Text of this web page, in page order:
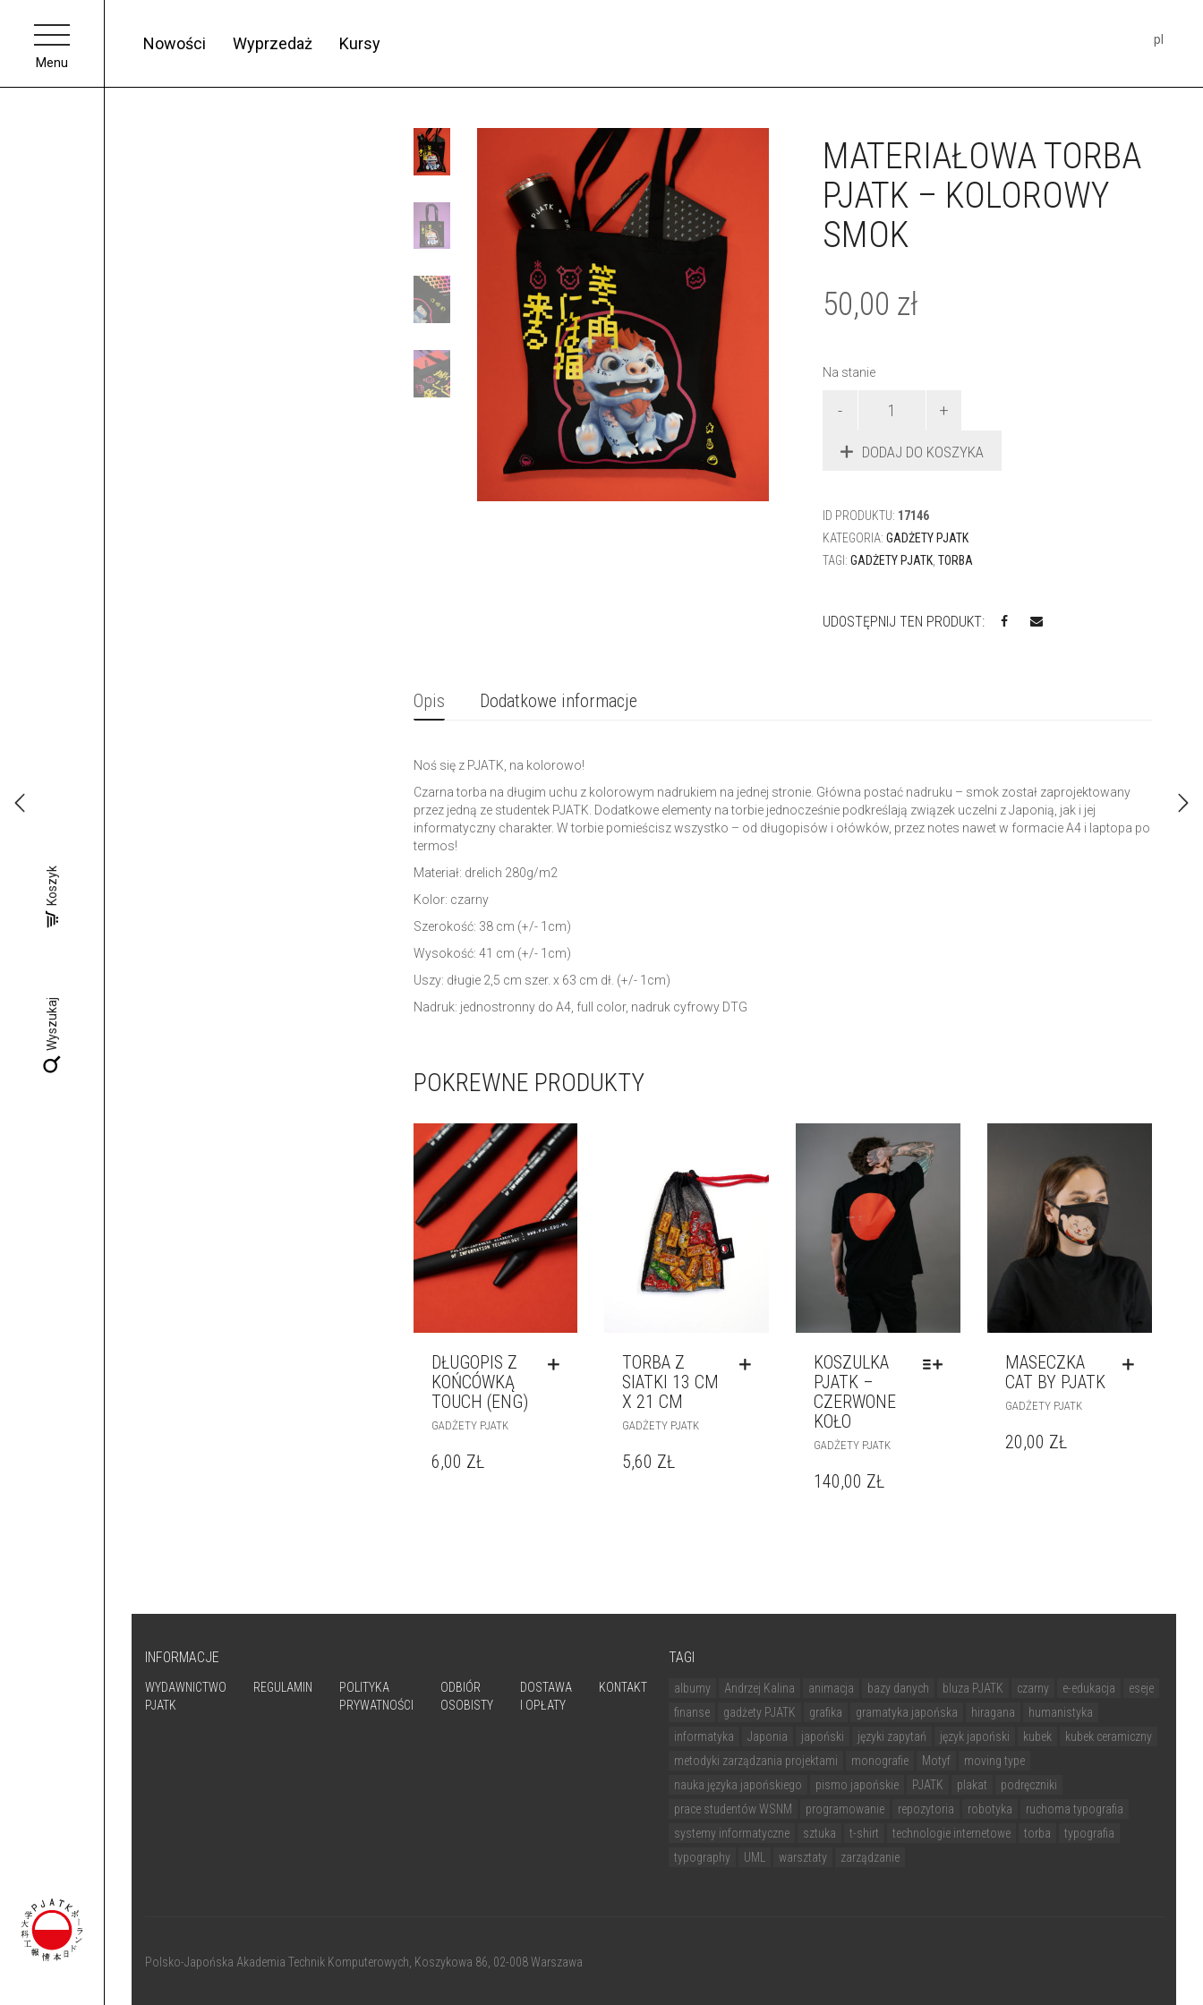
Nowości Wyprzedaż Kursy pl
Koszyk
Wyszukaj
Menu
MATERIAŁOWA TORBA
PJATK – KOLOROWY
SMOK
50,00 zł
Na stanie
MATERIAŁOWA
PJATK
DODAJ DO KOSZYKA
ID PRODUKTU: 17146
KATEGORIA:GADŻETY PJATK
TAGI:GADŻETY PJATK ,TORBA
UDOSTĘPNIJ TEN PRODUKT:
Opis Dodatkowe informacje
Noś się z PJATK, na kolorowo!
Czarna torba na długim uchu z kolorowym nadrukiem na jednej stronie. Główna postać nadruku – smok został zaprojektowany
przez jedną ze studentek PJATK. Dodatkowe elementy na torbie jednocześnie podkreślają związek uczelni z Japonią, jak i jej
informatyczny charakter. W torbie pomieścisz wszystko – od długopisów i ołówków, przez notes nawet w formacie A4 i laptopa po
termos!
Materiał: drelich 280g/m2
Kolor: czarny
Szerokość: 38 cm (+/- 1cm)
Wysokość: 41 cm (+/- 1cm)
Uszy: długie 2,5 cm szer. x 63 cm dł. (+/- 1cm)
Nadruk: jednostronny do A4, full color, nadruk cyfrowy DTG
POKREWNE PRODUKTY
DŁUGOPIS Z
KOŃCÓWKĄ
TOUCH (ENG)
GADŻETY PJATK
6,00 ZŁ
TORBA Z
SIATKI 13 CM
X 21 CM
GADŻETY PJATK
5,60 ZŁ
KOSZULKA
PJATK –
CZERWONE
KOŁO
GADŻETY PJATK
140,00 ZŁ
MASECZKA
CAT BY PJATK
GADŻETY PJATK
20,00 ZŁ
INFORMACJE
WYDAWNICTWO
PJATK
REGULAMIN
POLITYKA
PRYWATNOŚCI
ODBIÓR
OSOBISTY
DOSTAWA
I OPŁATY
KONTAKT
TAGI
albumy Andrzej Kalina animacja bazy danych bluza PJATK czarny e-edukacja
eseje
finanse
gadżety PJATK grafika gramatyka japońska hiragana
humanistyka
informatyka
Japonia japoński języki zapytań język japoński kubek
kubek ceramiczny
metodyki zarządzania projektami
monografie Motyf
moving type
nauka języka japońskiego
pismo japońskie PJATK plakat
podręczniki
prace studentów WSNM
programowanie repozytoria robotyka
ruchoma typografia
systemy informatyczne
sztuka t-shirt technologie internetowe torba
typografia
typography
UML warsztaty zarządzanie
Polsko-Japońska Akademia Technik Komputerowych, Koszykowa 86, 02-008 Warszawa